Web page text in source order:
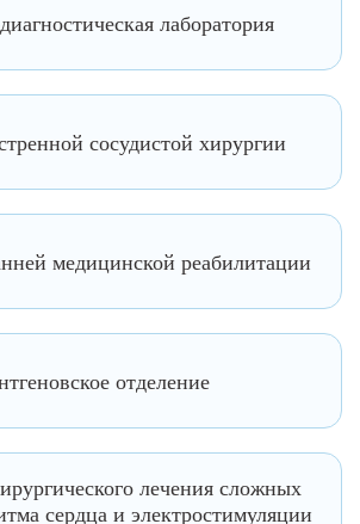
лаборатория
сосудистой хирургии
медицинской реабилитации
отделение
лечения сложных
сердца и электростимуляции